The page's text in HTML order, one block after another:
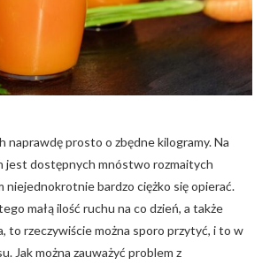
naprawdę prosto o zbędne kilogramy. Na
jest dostępnych mnóstwo rozmaitych
niejednokrotnie bardzo ciężko się opierać.
małą ilość ruchu na co dzień, a także
to rzeczywiście można sporo przytyć, i to w
Jak można zauważyć problem z